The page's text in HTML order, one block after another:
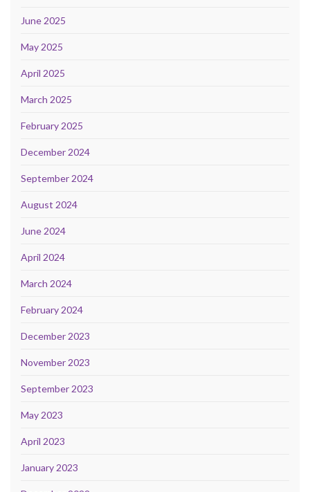
June 2025
May 2025
April 2025
March 2025
February 2025
December 2024
September 2024
August 2024
June 2024
April 2024
March 2024
February 2024
December 2023
November 2023
September 2023
May 2023
April 2023
January 2023